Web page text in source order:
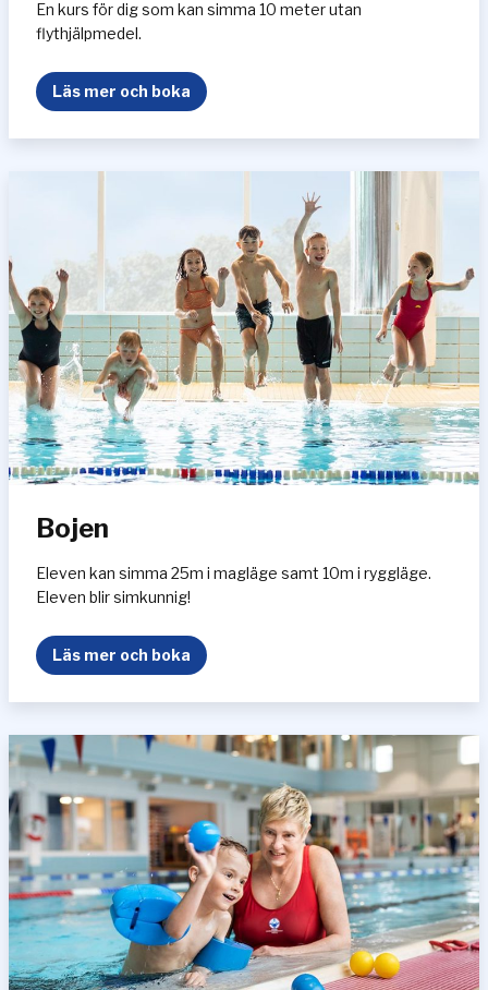
En kurs för dig som kan simma 10 meter utan
flythjälpmedel.
Läs mer och boka
ä
l
Bojen
Eleven kan simma 25m i magläge samt 10m i ryggläge.
Eleven blir simkunnig!
Läs mer och boka
o
j
n